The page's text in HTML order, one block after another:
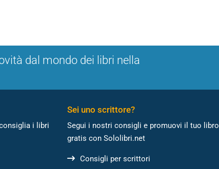
dal mondo dei libri nella
i libri
Sei uno scrittore?
Segui i nostri consigli e promuovi il tuo libro
gratis con Sololibri.net
Consigli per scrittori